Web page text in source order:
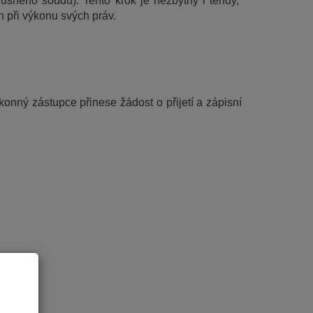
při výkonu svých práv.
zástupce přinese žádost o přijetí a zápisní